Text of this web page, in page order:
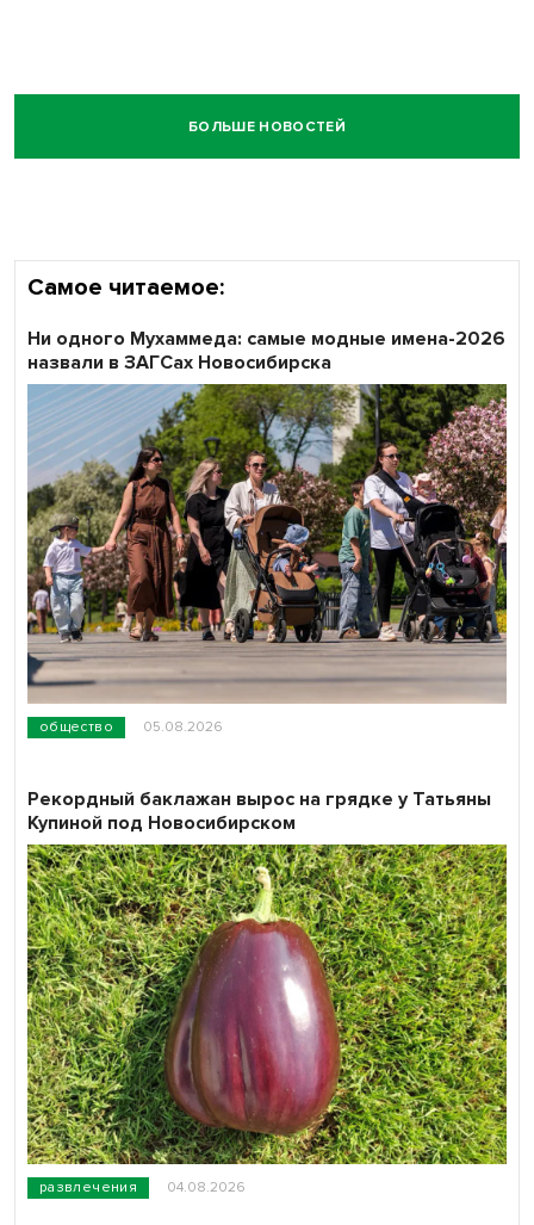
БОЛЬШЕ НОВОСТЕЙ
Самое читаемое:
общество 05.08.2026
Ни одного Мухаммеда: самые модные имена-2026
назвали в ЗАГСах Новосибирска
развлечения 04.08.2026
Рекордный баклажан вырос на грядке у Татьяны
Купиной под Новосибирском